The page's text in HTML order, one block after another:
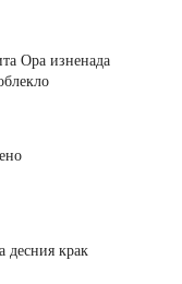
Ора изненада
десния крак